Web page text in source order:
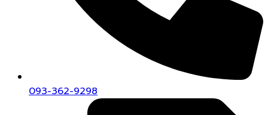
093-362-9298